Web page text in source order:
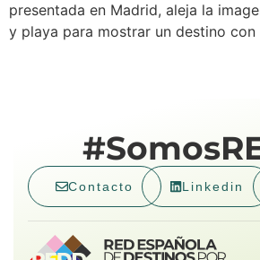
presentada en Madrid, aleja la
y playa para mostrar un destino
Contacto Linkedin